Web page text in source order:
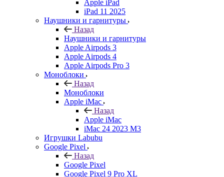
Apple iPad
iPad 11 2025
Наушники и гарнитуры
Назад
Наушники и гарнитуры
Apple Airpods 3
Apple Airpods 4
Apple Airpods Pro 3
Моноблоки
Назад
Моноблоки
Apple iMac
Назад
Apple iMac
iMac 24 2023 M3
Игрушки Labubu
Google Pixel
Назад
Google Pixel
Google Pixel 9 Pro XL